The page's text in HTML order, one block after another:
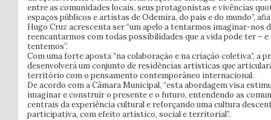
entre as comunidades locais, seus protagonistas e vivências
espaços públicos e artistas de Odemira, do país e do mundo”,
Hugo Cruz acrescenta ser “um apelo a tentarmos imaginar-nos
reencantarmos com todas possibilidades que a vida pode ter –
tentemos”.
Com uma forte aposta “na colaboração e na criação coletiva”, a
desenvolverá um conjunto de residências artísticas que
território com o pensamento contemporâneo internacional.
De acordo com a Câmara Municipal, “esta abordagem visa
imaginar e construir o presente e o futuro, entendendo as
centrais da experiência cultural e reforçando uma cultura
participativa, com efeito artístico, social e territorial”.